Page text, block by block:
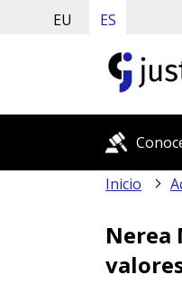
EU ES
Inicio
Nerea